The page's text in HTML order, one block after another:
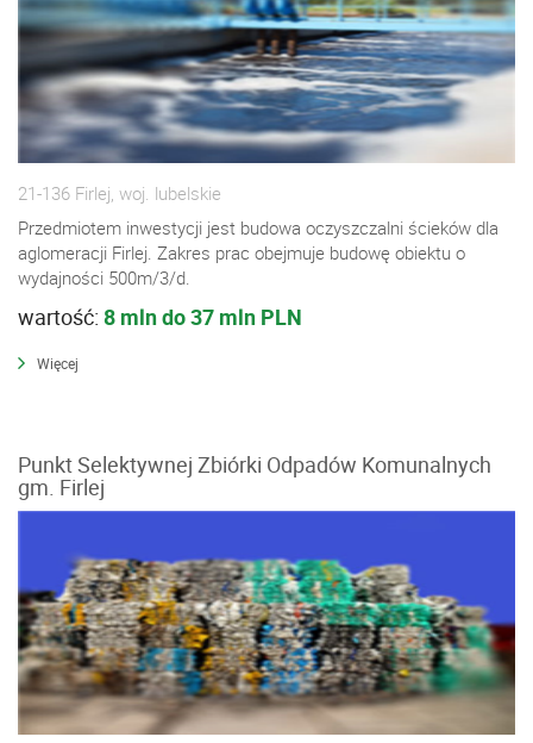
21-136 Firlej, woj. lubelskie
Przedmiotem inwestycji jest budowa oczyszczalni ścieków dla
aglomeracji Firlej. Zakres prac obejmuje budowę obiektu o
wydajności 500m/3/d.
wartość: 8 mln do 37 mln PLN
Więcej
Punkt Selektywnej Zbiórki Odpadów Komunalnych
gm. Firlej